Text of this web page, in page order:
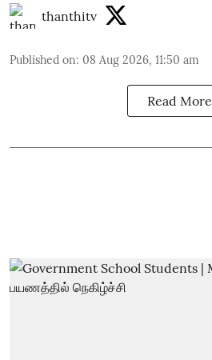
thanthitv
Published on: 08 Aug 2026, 11:50 am
Read More